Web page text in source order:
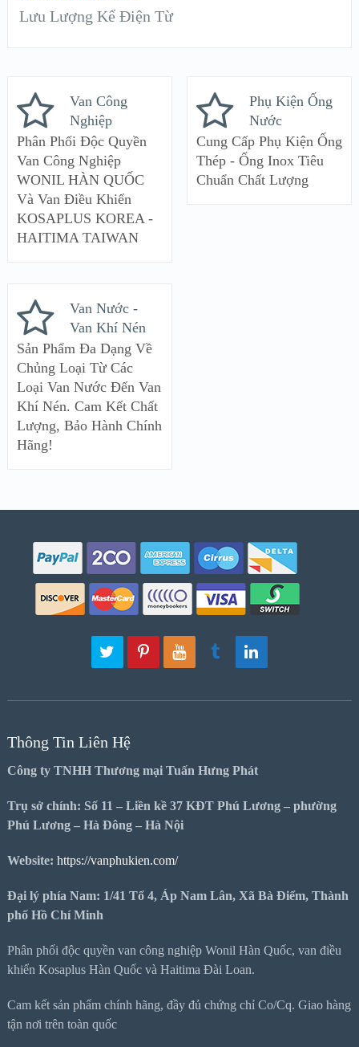
Lưu Lượng Kế Điện Từ
Van Công
Nghiệp
Phân Phối Độc Quyền
Van Công Nghiệp
WONIL HÀN QUỐC
Và Van Điều Khiển
KOSAPLUS KOREA -
HAITIMA TAIWAN
Phụ Kiện Ống
Nước
Cung Cấp Phụ Kiện Ống
Thép - Ống Inox Tiêu
Chuẩn Chất Lượng
Van Nước -
Van Khí Nén
Sản Phẩm Đa Dạng Về
Chủng Loại Từ Các
Loại Van Nước Đến Van
Khí Nén. Cam Kết Chất
Lượng, Bảo Hành Chính
Hãng!
Thông Tin Liên Hệ
Công ty TNHH Thương mại Tuấn Hưng Phát
Trụ sở chính: Số 11 – Liền kề 37 KĐT Phú Lương – phường
Phú Lương – Hà Đông – Hà Nội
Website: https://vanphukien.com/
Đại lý phía Nam: 1/41 Tổ 4, Áp Nam Lân, Xã Bà Điểm, Thành
phố Hồ Chí Minh
Phân phối độc quyền van công nghiệp Wonil Hàn Quốc, van điều
khiển Kosaplus Hàn Quốc và Haitima Đài Loan.
Cam kết sản phẩm chính hãng, đầy đủ chứng chỉ Co/Cq. Giao hàng
tận nơi trên toàn quốc